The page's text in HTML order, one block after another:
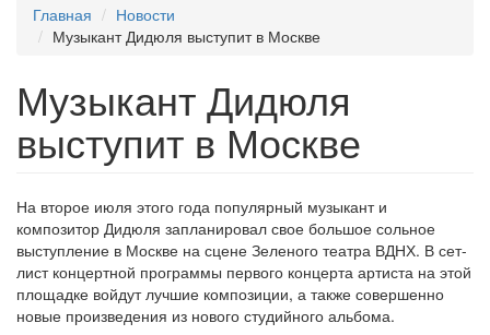
Главная
Новости
Музыкант Дидюля выступит в Москве
Музыкант Дидюля
выступит в Москве
На второе июля этого года популярный музыкант и
композитор Дидюля запланировал свое большое сольное
выступление в Москве на сцене Зеленого театра ВДНХ. В сет-
лист концертной программы первого концерта артиста на этой
площадке войдут лучшие композиции, а также совершенно
новые произведения из нового студийного альбома.